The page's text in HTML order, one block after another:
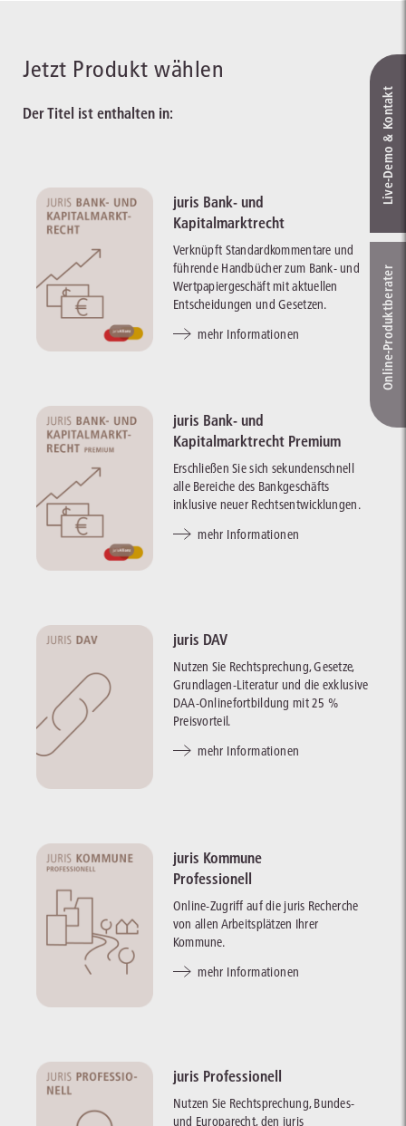
Jetzt Produkt wählen
Der Titel ist enthalten in:
juris Bank- und
Kapitalmarktrecht
Verknüpft Standardkommentare und
führende Handbücher zum Bank- und
Wertpapiergeschäft mit aktuellen
Entscheidungen und Gesetzen.
mehr Informationen
juris Bank- und
Kapitalmarktrecht Premium
Erschließen Sie sich sekundenschnell
alle Bereiche des Bankgeschäfts
inklusive neuer Rechtsentwicklungen.
mehr Informationen
juris DAV
Nutzen Sie Rechtsprechung, Gesetze,
Grundlagen-Literatur und die exklusive
DAA-Onlinefortbildung mit 25 %
Preisvorteil.
mehr Informationen
juris Kommune
Professionell
Online-Zugriff auf die juris Recherche
von allen Arbeitsplätzen Ihrer
Kommune.
mehr Informationen
juris Professionell
Nutzen Sie Rechtsprechung, Bundes-
und Europarecht, den juris
Live‑Demo & Kontakt
Online-Produkt­berater